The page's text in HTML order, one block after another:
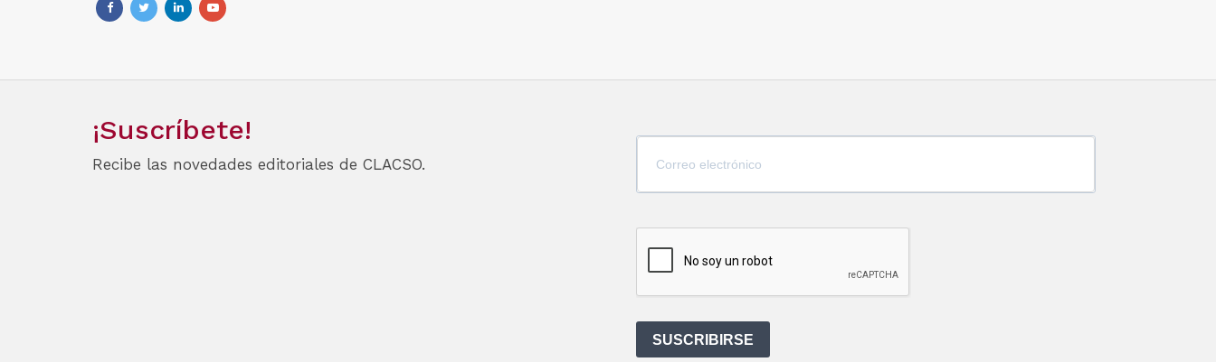
¡Suscríbete!
Recibe las novedades editoriales de CLACSO.
SUSCRIBIRSE